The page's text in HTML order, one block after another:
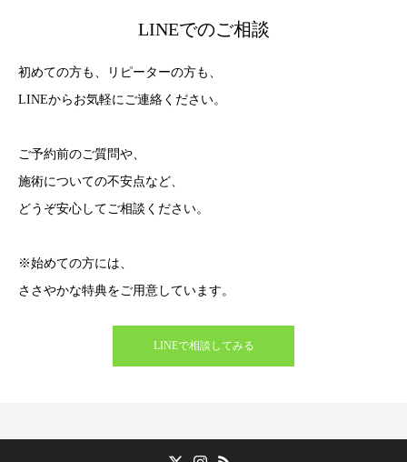
LINEでのご相談
初めての方も、リピーターの方も、
LINEからお気軽にご連絡ください。
ご予約前のご質問や、
施術についての不安点など、
どうぞ安心してご相談ください。
※始めての方には、
ささやかな特典をご用意しています。
LINEで相談してみる